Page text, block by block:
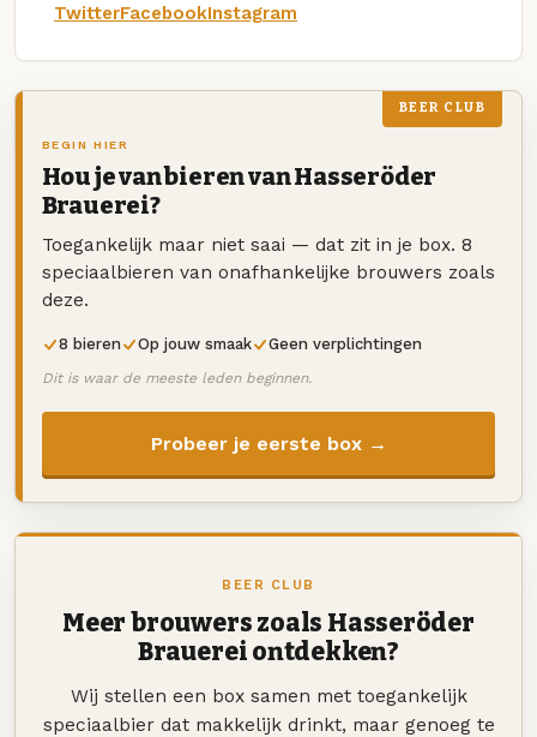
TwitterFacebookInstagram
BEER CLUB
BEGIN HIER
Hou je van bieren van Hasseröder
Brauerei?
Toegankelijk maar niet saai — dat zit in je box. 8
speciaalbieren van onafhankelijke brouwers zoals
deze.
8 bieren Op jouw smaak Geen verplichtingen
Dit is waar de meeste leden beginnen.
Probeer je eerste box →
BEER CLUB
Meer brouwers zoals Hasseröder
Brauerei ontdekken?
Wij stellen een box samen met toegankelijk
speciaalbier dat makkelijk drinkt, maar genoeg te